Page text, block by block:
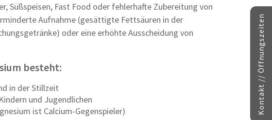
Süßspeisen, Fast Food oder fehlerhafte Zubereitung von
Aufnahme (gesättigte Fettsäuren in der
oder eine erhöhte Ausscheidung von
besteht:
in der Stillzeit
und Jugendlichen
ist Calcium-Gegenspieler)
Kontakt // Öffnungszeiten